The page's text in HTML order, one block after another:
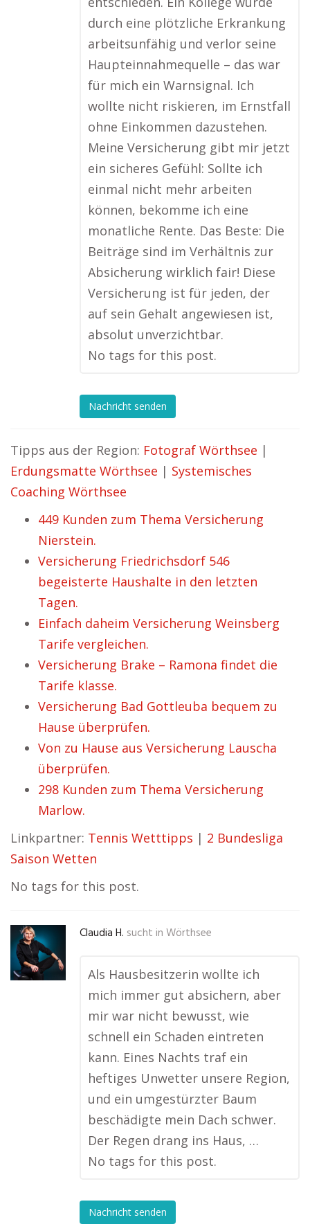
durch eine plötzliche Erkrankung
arbeitsunfähig und verlor seine
Haupteinnahmequelle – das war
für mich ein Warnsignal. Ich
wollte nicht riskieren, im Ernstfall
ohne Einkommen dazustehen.
Meine Versicherung gibt mir jetzt
ein sicheres Gefühl: Sollte ich
einmal nicht mehr arbeiten
können, bekomme ich eine
monatliche Rente. Das Beste: Die
Beiträge sind im Verhältnis zur
Absicherung wirklich fair! Diese
Versicherung ist für jeden, der
auf sein Gehalt angewiesen ist,
absolut unverzichtbar.
No tags for this post.
Nachricht senden
Tipps aus der Region: Fotograf Wörthsee |
Erdungsmatte Wörthsee | Systemisches
Coaching Wörthsee
449 Kunden zum Thema Versicherung
Nierstein.
Versicherung Friedrichsdorf 546
begeisterte Haushalte in den letzten
Tagen.
Einfach daheim Versicherung Weinsberg
Tarife vergleichen.
Versicherung Brake – Ramona findet die
Tarife klasse.
Versicherung Bad Gottleuba bequem zu
Hause überprüfen.
Von zu Hause aus Versicherung Lauscha
überprüfen.
298 Kunden zum Thema Versicherung
Marlow.
Linkpartner: Tennis Wetttipps | 2 Bundesliga
Saison Wetten
No tags for this post.
Claudia H. sucht in Wörthsee
Als Hausbesitzerin wollte ich
mich immer gut absichern, aber
mir war nicht bewusst, wie
schnell ein Schaden eintreten
kann. Eines Nachts traf ein
heftiges Unwetter unsere Region,
und ein umgestürzter Baum
beschädigte mein Dach schwer.
Der Regen drang ins Haus, …
No tags for this post.
Nachricht senden